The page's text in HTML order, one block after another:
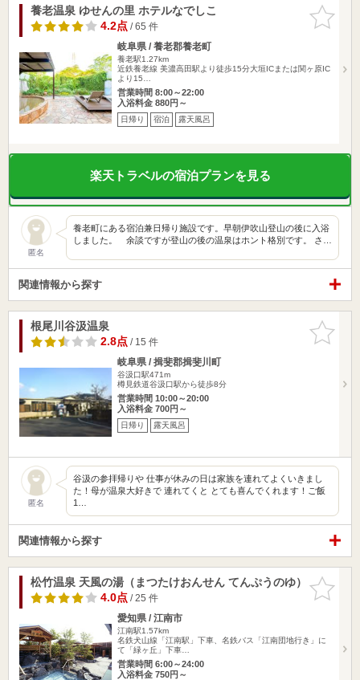
お気に入
りに追加
養老温泉 ゆせんの里 ホテルなでしこ
4.2点/ 65 件
岐阜県 / 養老郡養老町
養老駅1.27km
近鉄養老線 美濃高田駅より徒歩15分大垣ICまたは関ヶ原IC
より15…
営業時間 8:00～22:00
入浴料金 880円～
日帰り 宿泊 露天風呂
楽天トラベルの宿泊プランを見る
匿名
養老町にある宿泊兼日帰り施設です。早朝伊吹山登山の後に入浴
しました。 余談ですが登山の後の温泉はホント格別です。 さ…
関連情報から探す
お気に入
りに追加
根尾川谷汲温泉
2.8点/ 15 件
岐阜県 / 揖斐郡揖斐川町
谷汲口駅471m
樽見鉄道谷汲口駅から徒歩8分
営業時間 10:00～20:00
入浴料金 700円～
日帰り 露天風呂
匿名
谷汲の参拝帰りや 仕事が休みの日は家族を連れてよくいきまし
た！母が温泉大好きで 連れてくと とても喜んでくれます！ご飯
1…
関連情報から探す
お気に入
りに追加
松竹温泉 天風の湯（まつたけおんせん てんぷうのゆ）
4.0点/ 25 件
愛知県 / 江南市
江南駅1.57km
名鉄犬山線「江南駅」下車、名鉄バス「江南団地行き」に
て「緑ヶ丘」下車…
営業時間 6:00～24:00
入浴料金 750円～